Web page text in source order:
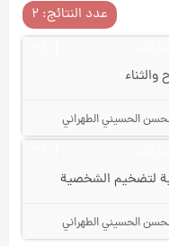
عدد النتائج: ۲
الحسيني الطهراني
لتضخيم الشخصية
الحسيني الطهراني